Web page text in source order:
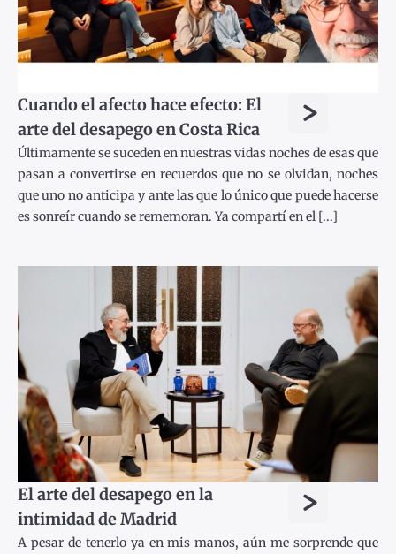
Cuando el afecto hace efecto: El
arte del desapego en Costa Rica
>
Últimamente se suceden en nuestras vidas noches de esas que
pasan a convertirse en recuerdos que no se olvidan, noches
que uno no anticipa y ante las que lo único que puede hacerse
es sonreír cuando se rememoran. Ya compartí en el [...]
El arte del desapego en la
intimidad de Madrid
>
A pesar de tenerlo ya en mis manos, aún me sorprende que